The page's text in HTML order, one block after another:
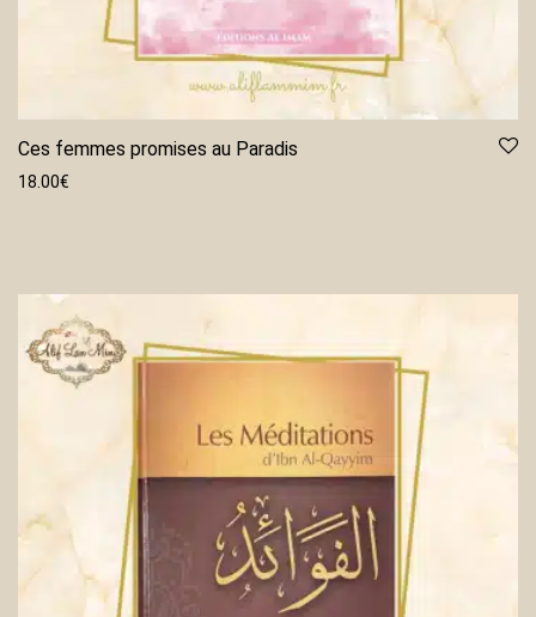
Ces femmes promises au Paradis
18.00€